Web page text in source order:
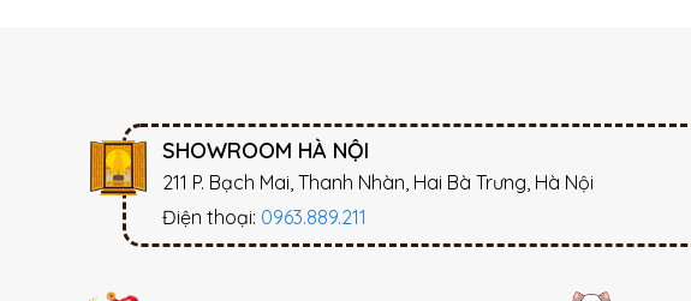
SHOWROOM HÀ NỘI
211 P. Bạch Mai, Thanh Nhàn, Hai Bà Trưng, Hà Nội
Điện thoại: 0963.889.211